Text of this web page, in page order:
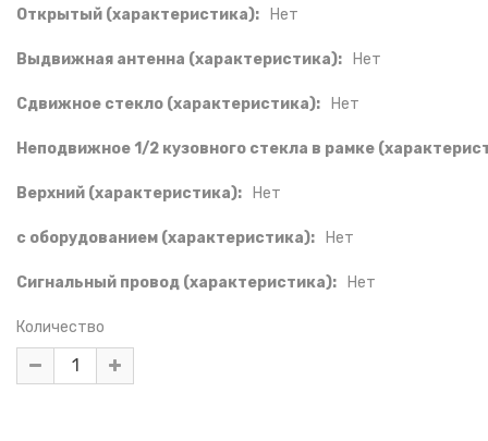
Открытый (характеристика): Нет
Выдвижная антенна (характеристика): Нет
Сдвижное стекло (характеристика): Нет
Неподвижное 1/2 кузовного стекла в рамке
Верхний (характеристика): Нет
с оборудованием (характеристика): Нет
Сигнальный провод (характеристика): Нет
Количество